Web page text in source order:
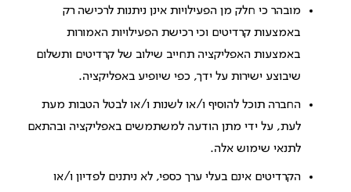
מובהר כי חלק מן הפעילויות אינן ניתנות לרכישה רק
באמצעות קרדיטים וכי רכישת הפעילויות האמורות
באמצעות האפליקציה תחייב שילוב של קרדיטים ותשלום
שיבוצע ישירות על ידך, כפי שיופיע באפליקציה.
החברה תוכל להוסיף ו/או לשנות ו/או לבטל הטבות מעת
לעת, על ידי מתן הודעה למשתמשים באפליקציה ובהתאם
לתנאי שימוש אלה.
הקרדיטים אינם בעלי ערך כספי, לא ניתנים לפדיון ו/או